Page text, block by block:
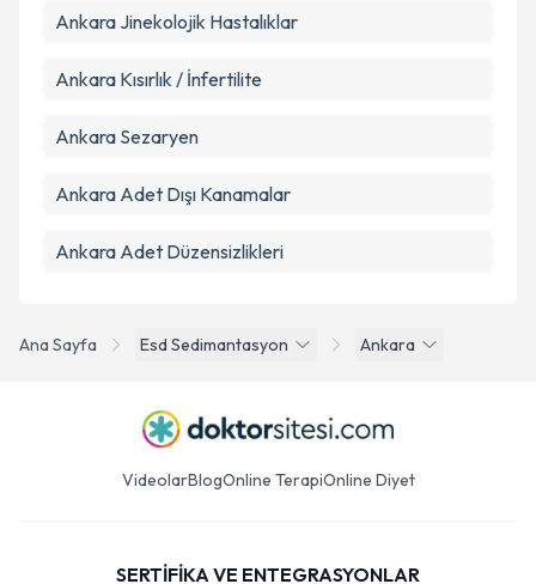
Ana Sayfa Esd Sedimantasyon Ankara
Ankara Jinekolojik Hastalıklar
Ankara Kısırlık / İnfertilite
Ankara Sezaryen
Ankara Adet Dışı Kanamalar
Ankara Adet Düzensizlikleri
VideolarBlogOnline TerapiOnline Diyet
SERTİFİKA VE ENTEGRASYONLAR